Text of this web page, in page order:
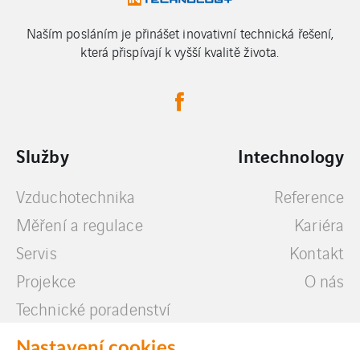
Naším posláním je přinášet inovativní technická řešení,
která přispívají k vyšší kvalitě života.
Služby
Vzduchotechnika
Měření a regulace
Servis
Projekce
Technické poradenství
Další služby
Intechnology
Reference
Kariéra
Kontakt
O nás